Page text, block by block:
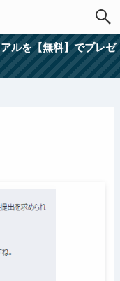
ルを【無料】でプレゼ